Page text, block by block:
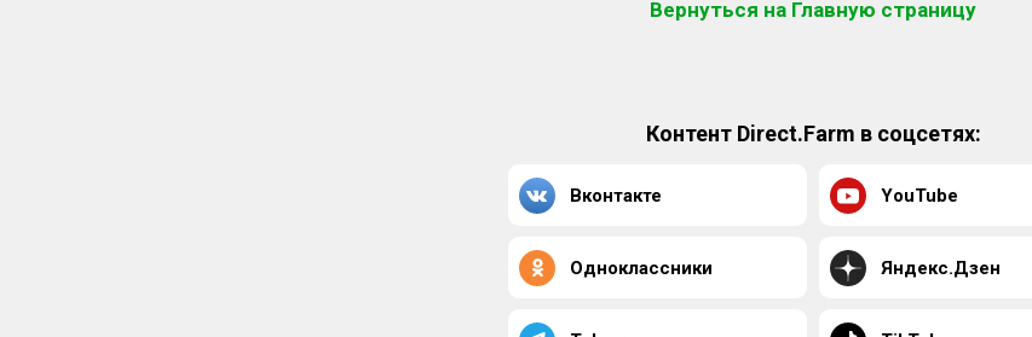
Вернуться на Главную страницу
Контент Direct.Farm в соцсетях:
Вконтакте YouTube
Одноклассники Яндекс.Дзен